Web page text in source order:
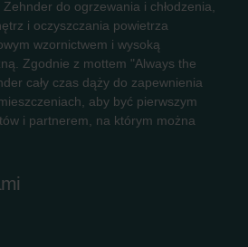
do ogrzewania i chłodzenia,
i oczyszczania powietrza
wzornictwem i wysoką
Zgodnie z mottem "Always the
cały czas dąży do zapewnienia
aby być pierwszym
i partnerem, na którym można